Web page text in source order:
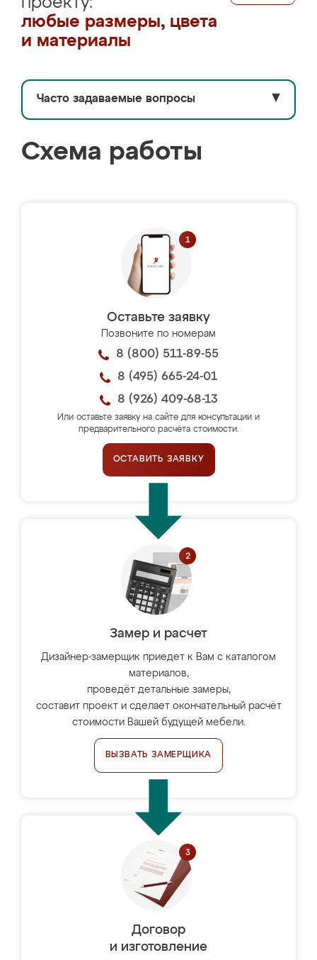
любые размеры, цвета
и материалы
Часто задаваемые вопросы ▼
Схема работы
Оставьте заявку
Позвоните по номерам
8 (800) 511-89-55
8 (495) 665-24-01
8 (926) 409-68-13
Или оставьте заявку на сайте для консультации и
предварительного расчёта стоимости.
ОСТАВИТЬ ЗАЯВКУ
Замер и расчет
Дизайнер-замерщик приедет к Вам с каталогом
материалов,
проведёт детальные замеры,
составит проект и сделает окончательный расчёт
стоимости Вашей будущей мебели.
ВЫЗВАТЬ ЗАМЕРЩИКА
Договор
и изготовление